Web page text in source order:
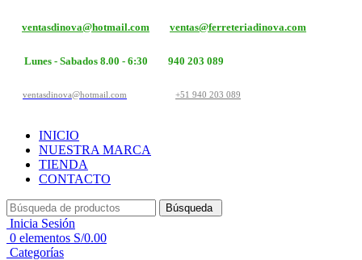
ventasdinova@hotmail.com ventas@ferreteriadinova.com
Lunes - Sabados 8.00 - 6:30 940 203 089
ventasdinova@hotmail.com +51 940 203 089
INICIO
NUESTRA MARCA
TIENDA
CONTACTO
Búsqueda
Inicia Sesión
0 elementos S/0.00
Categorías